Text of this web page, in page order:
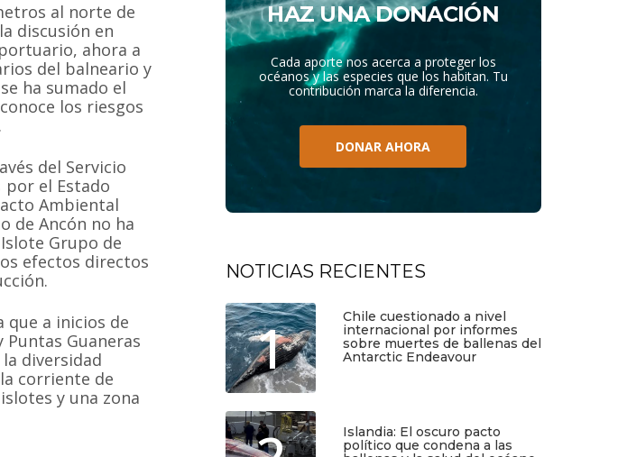
al norte de
discusión en
ahora a
del balneario y
ha sumado el
los riesgos
del Servicio
por el Estado
Ambiental
de Ancón no ha
Grupo de
efectos directos
que a inicios de
Puntas Guaneras
diversidad
corriente de
y una zona
HAZ UNA DONACIÓN
Cada aporte nos acerca a proteger los
océanos y las especies que los habitan. Tu
contribución marca la diferencia.
DONAR AHORA
NOTICIAS RECIENTES
1
Chile cuestionado a nivel
internacional por informes
sobre muertes de ballenas del
Antarctic Endeavour
Islandia: El oscuro pacto
político que condena a las